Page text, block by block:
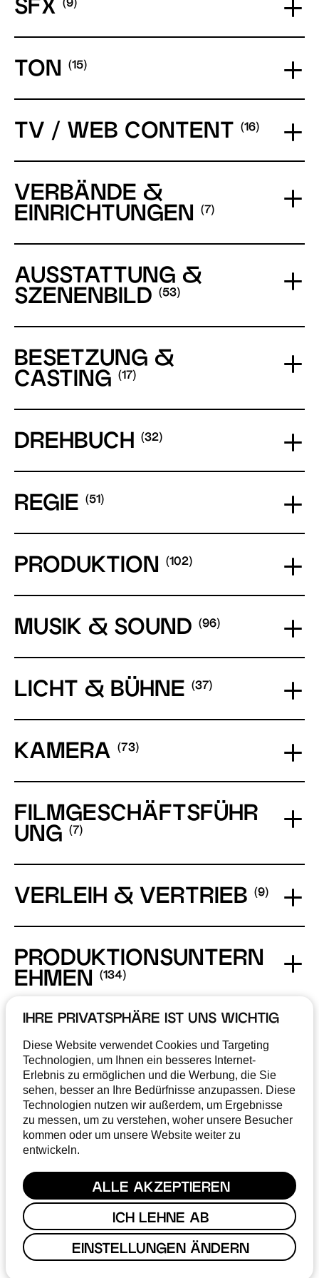
IHRE PRIVATSPHÄRE IST UNS WICHTIG
Diese Website verwendet Cookies und Targeting
Technologien, um Ihnen ein besseres Internet-
Erlebnis zu ermöglichen und die Werbung, die Sie
sehen, besser an Ihre Bedürfnisse anzupassen. Diese
Technologien nutzen wir außerdem, um Ergebnisse
zu messen, um zu verstehen, woher unsere Besucher
kommen oder um unsere Website weiter zu
entwickeln.
ALLE AKZEPTIEREN
ICH LEHNE AB
EINSTELLUNGEN ÄNDERN
SFX
TON
TV / WEB CONTENT
VERBÄNDE &
EINRICHTUNGEN
AUSSTATTUNG &
SZENENBILD
BESETZUNG &
CASTING
DREHBUCH
REGIE
PRODUKTION
MUSIK & SOUND
LICHT & BÜHNE
KAMERA
FILMGESCHÄFTSFÜHR
UNG
VERLEIH & VERTRIEB
PRODUKTIONSUNTERN
EHMEN
PRODUKTIONEN:
SERVICE & SUPPORT
POSTPRODUKTION
KOSTÜM & MASKE